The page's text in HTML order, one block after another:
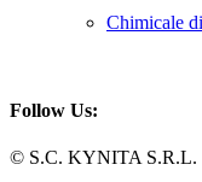
Chimicale
Follow Us:
Facebook
Whatsapp
© S.C. KYNITA S.R.L.